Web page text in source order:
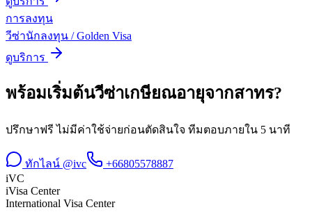
การลงทุน
วีซ่านักลงทุน / Golden Visa
ดูบริการ
พร้อมเริ่มต้นวีซ่าเกษียณอายุจากสาทร?
ปรึกษาฟรี ไม่มีค่าใช้จ่ายก่อนตัดสินใจ ทีมตอบภายใน 5 นาที
ทักไลน์ @ivc
+66805578887
iVC
iVisa Center
International Visa Center